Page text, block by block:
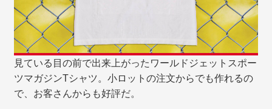
見ている目の前で出来上がったワールドジェットスポー
ツマガジンTシャツ。小ロットの注文からでも作れるの
で、お客さんからも好評だ。